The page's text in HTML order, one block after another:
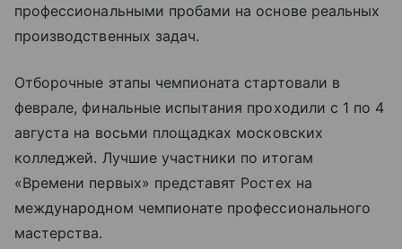
профессиональными пробами на основе реальных
производственных задач.
Отборочные этапы чемпионата стартовали в
феврале, финальные испытания проходили с 1 по 4
августа на восьми площадках московских
колледжей. Лучшие участники по итогам
«Времени первых» представят Ростех на
международном чемпионате профессионального
мастерства.